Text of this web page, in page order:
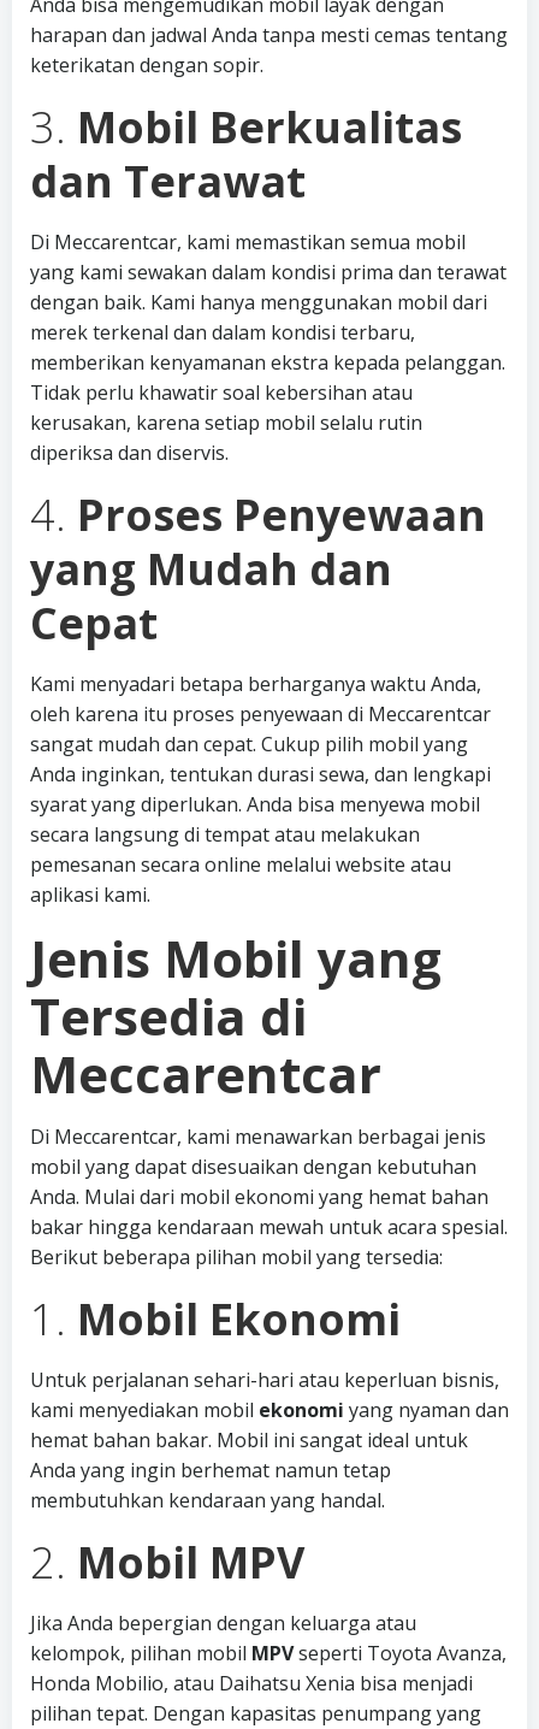
harapan dan jadwal Anda tanpa mesti cemas tentang
keterikatan dengan sopir.
3. Mobil Berkualitas
dan Terawat
Di Meccarentcar, kami memastikan semua mobil
yang kami sewakan dalam kondisi prima dan terawat
dengan baik. Kami hanya menggunakan mobil dari
merek terkenal dan dalam kondisi terbaru,
memberikan kenyamanan ekstra kepada pelanggan.
Tidak perlu khawatir soal kebersihan atau
kerusakan, karena setiap mobil selalu rutin
diperiksa dan diservis.
4. Proses Penyewaan
yang Mudah dan
Cepat
Kami menyadari betapa berharganya waktu Anda,
oleh karena itu proses penyewaan di Meccarentcar
sangat mudah dan cepat. Cukup pilih mobil yang
Anda inginkan, tentukan durasi sewa, dan lengkapi
syarat yang diperlukan. Anda bisa menyewa mobil
secara langsung di tempat atau melakukan
pemesanan secara online melalui website atau
aplikasi kami.
Jenis Mobil yang
Tersedia di
Meccarentcar
Di Meccarentcar, kami menawarkan berbagai jenis
mobil yang dapat disesuaikan dengan kebutuhan
Anda. Mulai dari mobil ekonomi yang hemat bahan
bakar hingga kendaraan mewah untuk acara spesial.
Berikut beberapa pilihan mobil yang tersedia:
1. Mobil Ekonomi
Untuk perjalanan sehari-hari atau keperluan bisnis,
kami menyediakan mobil ekonomi yang nyaman dan
hemat bahan bakar. Mobil ini sangat ideal untuk
Anda yang ingin berhemat namun tetap
membutuhkan kendaraan yang handal.
2. Mobil MPV
Jika Anda bepergian dengan keluarga atau
kelompok, pilihan mobil MPVseperti Toyota Avanza,
Honda Mobilio, atau Daihatsu Xenia bisa menjadi
pilihan tepat. Dengan kapasitas penumpang yang